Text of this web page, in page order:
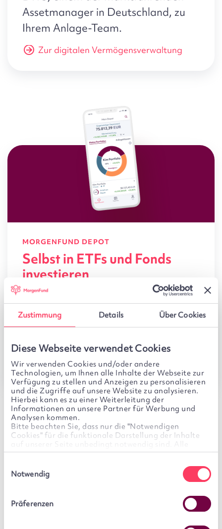
Zustimmung Details Über Cookies
Diese Webseite verwendet Cookies
Wir verwenden Cookies und/oder andere
Technologien, um Ihnen alle Inhalte der Webseite zur
Verfügung zu stellen und Anzeigen zu personalisieren
und die Zugriffe auf unsere Website zu analysieren.
Hierbei kann es zu einer Weiterleitung der
Informationen an unsere Partner für Werbung und
Analysen kommen.
Bitte beachten Sie, dass nur die "Notwendigen
Cookies" für die funktionale Darstellung der Inhalte
auf unserer Seite unbedingt notwendig sind. Alle
weiteren Cookies sind optional. Für diese wird Ihre
jederzeit von Ihnen widerrufen werden. Sie können Ihre
Einwilligung im Cookie-Banner jederzeit selbst ändern,
des Cookie-Banners klicken.
who may receive and
Notwendig
Präferenzen
Assetmanager in Deutschland, zu
Ihrem Anlage-Team.
Zur digitalen Vermögensverwaltung
Selbst in ETFs und Fonds
investieren
MORGENFUND DEPOT
Depotführung für 19,90 Euro* pro
Jahr und komplett ohne
Transaktionsentgelte bei
Sparplänen und Einmalanlagen.
Zum ETF- & Fondsdepot
*Bitte beachten Sie das jeweils gültigePreis- und
Leistungsverzeichnisund das ggf. anfallende
Verwaltungsentgelt fürETFs und Fonds-
Anteilsklassenohne laufende Vertriebsprovision.
Ihr Portfolio. Ihre Themen.